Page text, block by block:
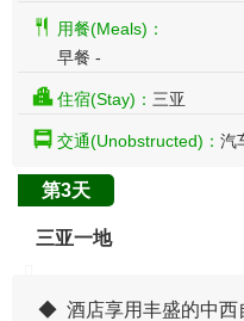
用餐(Meals)：
早餐 -
住宿(Stay)： 三亚
交通(Unobstructed)： 汽
第3天
三亚一地
◆ 酒店享用丰盛的中西